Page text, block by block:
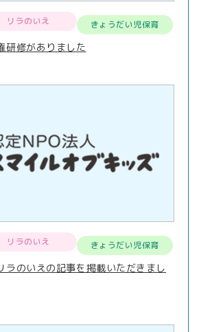
リラのいえ きょうだい児保育
研修がありました
リラのいえ きょうだい児保育
ラのいえの記事を掲載いただきまし